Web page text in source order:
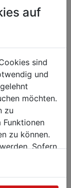
mit
der
auf
sind
und
möchten.
zu
Funktionen
zu können.
Sofern
Sie